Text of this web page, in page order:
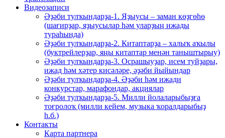
Видеозаписи
Әҙәби тулҡындарҙа-1. Яҙыусы – заман көҙгөһө
(шағирҙар, яҙыусылар һәм уларҙың ижады
тураһында)
Әҙәби тулҡындарҙа-2. Китаптарҙа – халыҡ аҡылы
(буктрейлерҙар, яңы китаптар менән таныштырыу)
Әҙәби тулҡындарҙа-3. Осрашыуҙар, исем туйҙары,
ижад һәм хәтер кисәләре, әҙәби йыйындар
Әҙәби тулҡындарҙа-4. Әҙәби һәм ижади
конкурстар, марафондар, акциялар
Әҙәби тулҡындарҙа-5. Милли йолаларыбыҙға
тоғролоҡ (милли кейем, музыка ҡоралдарыбыҙ
һ.б.)
Контакты
Карта партнера